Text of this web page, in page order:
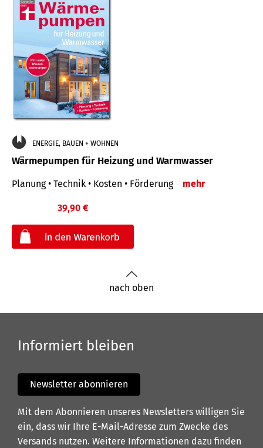
ENERGIE, BAUEN + WOHNEN
Wärmepumpen für Heizung und Warmwasser
Planung • Technik • Kosten • Förderung mehr
39,90 €
nach oben
Informiert bleiben
Newsletter abonnieren
Mit dem Abonnieren unseres Newsletters willigen Sie
ein, dass wir Ihre E-Mail-Adresse zum Zwecke des
Versands nutzen. Weitere Informationen dazu finden